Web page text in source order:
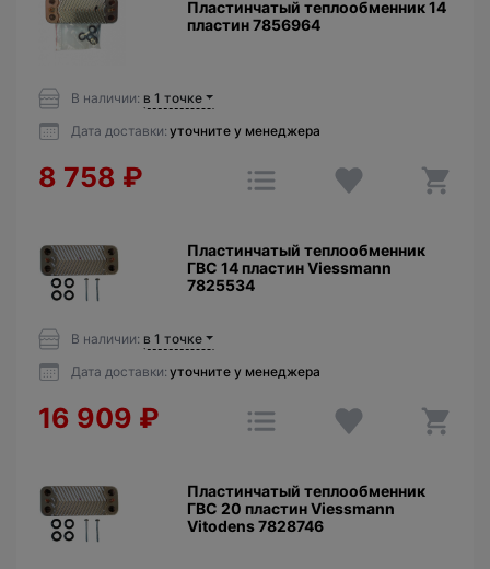
Пластинчатый теплообменник 14
пластин 7856964
В наличии: в 1 точке
Дата доставки: уточните у менеджера
8 758 ₽
Пластинчатый теплообменник
ГВС 14 пластин Viessmann
7825534
В наличии: в 1 точке
Дата доставки: уточните у менеджера
16 909 ₽
Пластинчатый теплообменник
ГВС 20 пластин Viessmann
Vitodens 7828746